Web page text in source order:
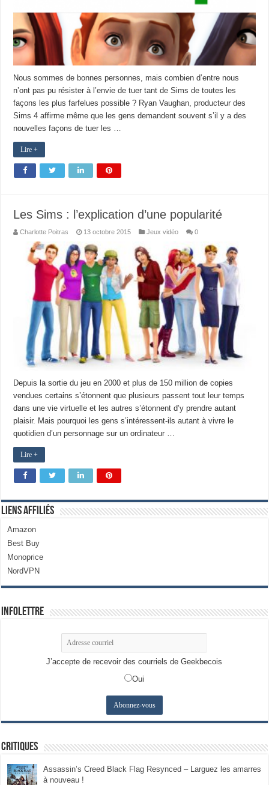
Nous sommes de bonnes personnes, mais combien d’entre nous
n’ont pas pu résister à l’envie de tuer tant de Sims de toutes les
façons les plus farfelues possible ? Ryan Vaughan, producteur des
Sims 4 affirme même que les gens demandent souvent s’il y a des
nouvelles façons de tuer les …
Lire +
Les Sims : l’explication d’une popularité
Charlotte Poitras 13 octobre 2015 Jeux vidéo 0
Depuis la sortie du jeu en 2000 et plus de 150 million de copies
vendues certains s’étonnent que plusieurs passent tout leur temps
dans une vie virtuelle et les autres s’étonnent d’y prendre autant
plaisir. Mais pourquoi les gens s’intéressent-ils autant à vivre le
quotidien d’un personnage sur un ordinateur …
Lire +
Liens Affiliés
Amazon
Best Buy
Monoprice
NordVPN
Infolettre
J’accepte de recevoir des courriels de Geekbecois
Oui
Critiques
Assassin’s Creed Black Flag Resynced – Larguez les amarres
à nouveau !